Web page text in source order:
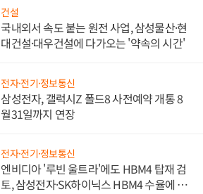
건설
국내외서 속도 붙는 원전 사업, 삼성물산·현
대건설·대우건설에 다가오는 '약속의 시간'
전자·전기·정보통신
삼성전자, 갤럭시Z 폴드8 사전예약 개통 8
월31일까지 연장
전자·전기·정보통신
엔비디아 '루빈 울트라'에도 HBM4 탑재 검
토, 삼성전자·SK하이닉스 HBM4 수율에 주